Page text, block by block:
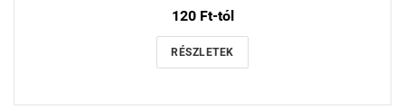
120 Ft-tól
RÉSZLETEK